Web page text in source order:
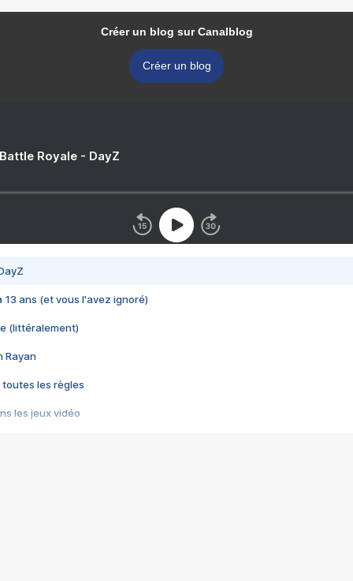
Créer un blog sur Canalblog
Créer un blog
Royale - DayZ
13 ans (et vous l'avez ignoré)
(littéralement)
Rayan
toutes les règles
les jeux vidéo